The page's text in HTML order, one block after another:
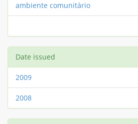
ambiente comunitário
Date issued
2009
2008